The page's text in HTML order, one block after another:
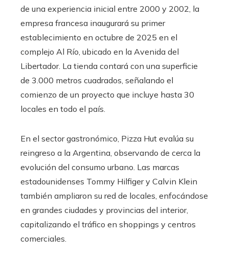
de una experiencia inicial entre 2000 y 2002, la
empresa francesa inaugurará su primer
establecimiento en octubre de 2025 en el
complejo Al Río, ubicado en la Avenida del
Libertador. La tienda contará con una superficie
de 3.000 metros cuadrados, señalando el
comienzo de un proyecto que incluye hasta 30
locales en todo el país.
En el sector gastronómico, Pizza Hut evalúa su
reingreso a la Argentina, observando de cerca la
evolución del consumo urbano. Las marcas
estadounidenses Tommy Hilfiger y Calvin Klein
también ampliaron su red de locales, enfocándose
en grandes ciudades y provincias del interior,
capitalizando el tráfico en shoppings y centros
comerciales.